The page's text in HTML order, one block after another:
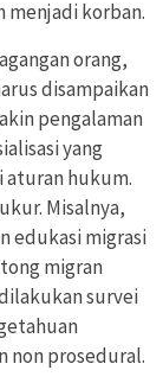
menjadi korban.
orang,
disampaikan
pengalaman
yang
aturan hukum.
Misalnya,
edukasi migrasi
migran
survei
non prosedural.